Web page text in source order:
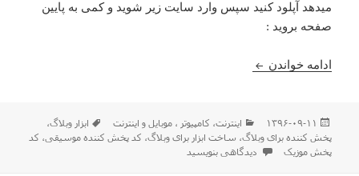
میدهد آپلود کنید سپس وارد سایت زیر شوید و کمی به پایین
صفحه بروید :
ادامه خواندن معرفی سایت ساخت ابزار پخش فایل موسیقی در
ارسال
شده
در
۱۳۹۶-۰۹-۱۱ دسته‌ها
اينترنت، كامپيوتر ، موبایل و اينترنت برچسب‌ها
ابزار وبلاگ،
پخش کننده برای وبلاگ، ساخت ابزار برای وبلاگ، کد پخش کننده موسیقی، کد
پخش موزیک
برای معرفی سایت ساخت ابزار پخش فایل موسیقی در وبلاگ
دیدگاهی بنویسید